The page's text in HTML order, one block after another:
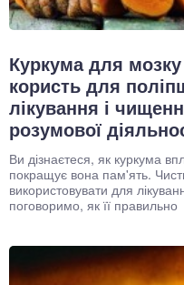
Куркума для
користь для
лікування і
розумової
Ви дізнаєтеся, як куркума
покращує вона пам'ять.
використовувати для
поговоримо, як її правильно